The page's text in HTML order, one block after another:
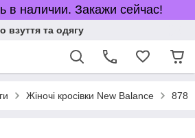
в наличии. Закажи сейчас!
взуття та одягу
Жіночі кросівки New Balance 878